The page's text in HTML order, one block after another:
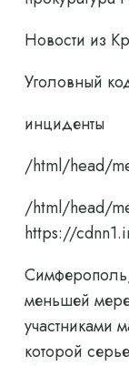
Новости из
Уголовный
инциденты
/html/head/
/html/head/
https://
меньшей
участниками
которой